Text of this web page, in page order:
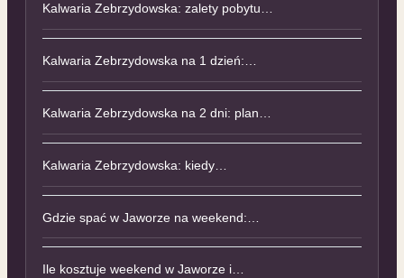
Kalwaria Zebrzydowska: zalety pobytu…
Kalwaria Zebrzydowska na 1 dzień:…
Kalwaria Zebrzydowska na 2 dni: plan…
Kalwaria Zebrzydowska: kiedy…
Gdzie spać w Jaworze na weekend:…
Ile kosztuje weekend w Jaworze i…